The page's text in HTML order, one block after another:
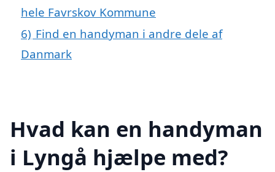
hele Favrskov Kommune
6) Find en handyman i andre dele af
Danmark
Hvad kan en handyman
i Lyngå hjælpe med?